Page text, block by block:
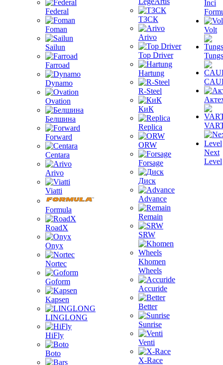
Federal
Foman
Sailun
Farroad
Dynamo
Ovation
Белшина
Forward
Centara
Arivo
Viatti
Formula
RoadX
Onyx
Nortec
Goform
Kapsen
LINGLONG
HiFly
Boto
ТЗСК
Arivo
Top Driver
Hartung
R-Steel
КиК
Replica
ORW
Forsage
Диск
Advance
Remain
SRW
Khomen
Wheels
Accuride
Better
Sunrise
Venti
X-Race
Inci
Volt
Next
Level